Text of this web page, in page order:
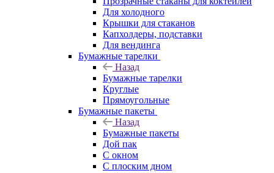
Для холодного
Крышки для стаканов
Капхолдеры, подставки
Для вендинга
Бумажные тарелки
Назад
Бумажные тарелки
Круглые
Прямоугольные
Бумажные пакеты
Назад
Бумажные пакеты
Дой пак
С окном
С плоским дном